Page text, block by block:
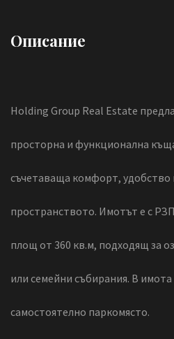
Описание
Holding Group Real Estate
просторна и функционална
съчетаваща комфорт, удобство
пространството. Имотът е с
площ от 360 кв.м, подходящ за
или семейни събирания. В
самостоятелно паркомясто.